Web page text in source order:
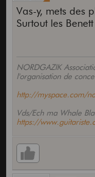
Vas-y, mets des
Surtout les
NORDGAZIK
l'organisation de
http://myspace.com/
Vds/Ech ma Whale
https://